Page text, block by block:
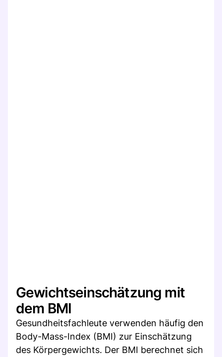
Gewichtseinschätzung mit
dem BMI
Gesundheitsfachleute verwenden häufig den
Body-Mass-Index (BMI) zur Einschätzung
des Körpergewichts. Der BMI berechnet sich